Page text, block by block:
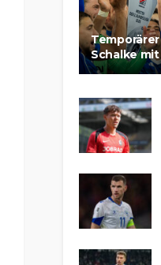
Schalke